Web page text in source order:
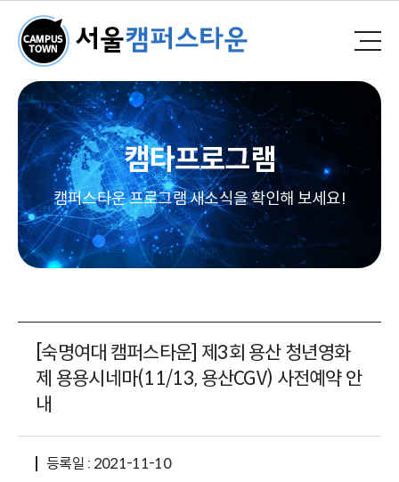
캠타프로그램
캠퍼스타운 프로그램 새소식을 확인해 보세요!
[숙명여대 캠퍼스타운] 제3회 용산 청년영화
제 용용시네마(11/13, 용산CGV) 사전예약 안
내
등록일 : 2021-11-10